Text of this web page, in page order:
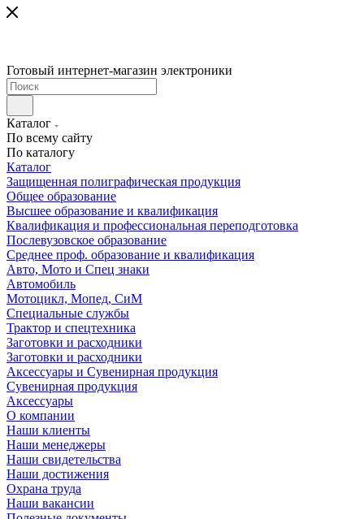
Готовый интернет-магазин электроники
Каталог
По всему сайту
По каталогу
Каталог
Защищенная полиграфическая продукция
Общее образование
Высшее образование и квалификация
Квалификация и профессиональная переподготовка
Послевузовское образование
Среднее проф. образование и квалификация
Авто, Мото и Спец знаки
Автомобиль
Мотоцикл, Мопед, СиМ
Специальные службы
Трактор и спецтехника
Заготовки и расходники
Заготовки и расходники
Аксессуары и Сувенирная продукция
Сувенирная продукция
Аксессуары
О компании
Наши клиенты
Наши менеджеры
Наши свидетельства
Наши достижения
Охрана труда
Наши вакансии